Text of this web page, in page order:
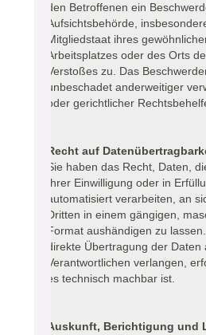
den Betroffenen ein
Aufsichtsbehörde,
Mitgliedstaat ihres
Arbeitsplatzes oder des Orts
Verstoßes zu. Das
unbeschadet anderweitiger
oder gerichtlicher
Recht auf
Sie haben das Recht, Daten,
Ihrer Einwilligung oder in
automatisiert verarbeiten, an
Dritten in einem gängigen,
Format aushändigen zu
direkte Übertragung der
Verantwortlichen verlangen,
es technisch machbar ist.
Auskunft, Berichtigung und